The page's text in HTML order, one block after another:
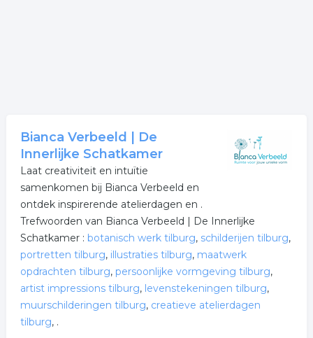
Bianca Verbeeld | De
Innerlijke Schatkamer
Laat creativiteit en intuïtie
samenkomen bij Bianca Verbeeld en
ontdek inspirerende atelierdagen en .
Trefwoorden van Bianca Verbeeld | De Innerlijke
Schatkamer : botanisch werk tilburg, schilderijen tilburg,
portretten tilburg, illustraties tilburg, maatwerk
opdrachten tilburg, persoonlijke vormgeving tilburg,
artist impressions tilburg, levenstekeningen tilburg,
muurschilderingen tilburg, creatieve atelierdagen
tilburg, .